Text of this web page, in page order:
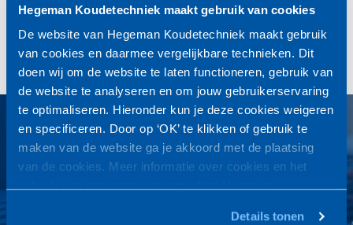
Hegeman Koudetechniek maakt gebruik van cookies
De website van Hegeman Koudetechniek maakt gebruik
van cookies en daarmee vergelijkbare technieken. Dit
doen wij om de website te laten functioneren, gebruik van
de website te analyseren en om jouw gebruikerservaring
te optimaliseren. Hieronder kun je deze cookies weigeren
en specificeren. Door op ‘OK’ te klikken of gebruik te
maken van de website ga je akkoord met de plaatsing
van de cookies. Meer informatie over cookies en het
Details tonen
24 uur service
Wij zijn het hele jaar door 7 dagen per week en 24 uur per dag